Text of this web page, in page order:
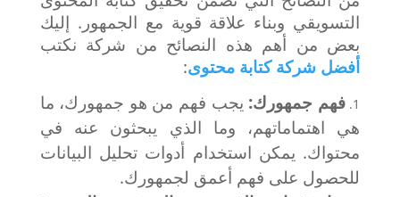
التسويقي وبناء علاقة قوية مع الجمهور. إليك
بعض من أهم هذه النصائح من شركة نكتب
أفضل شركة كتابة محتوى:
فهم جمهورك: يجب فهم من هو جمهورك، ما
هي اهتماماتهم، وما الذي يبحثون عنه في
محتواك. يمكن استخدام أدوات تحليل البيانات
للحصول على فهم أعمق لجمهورك.